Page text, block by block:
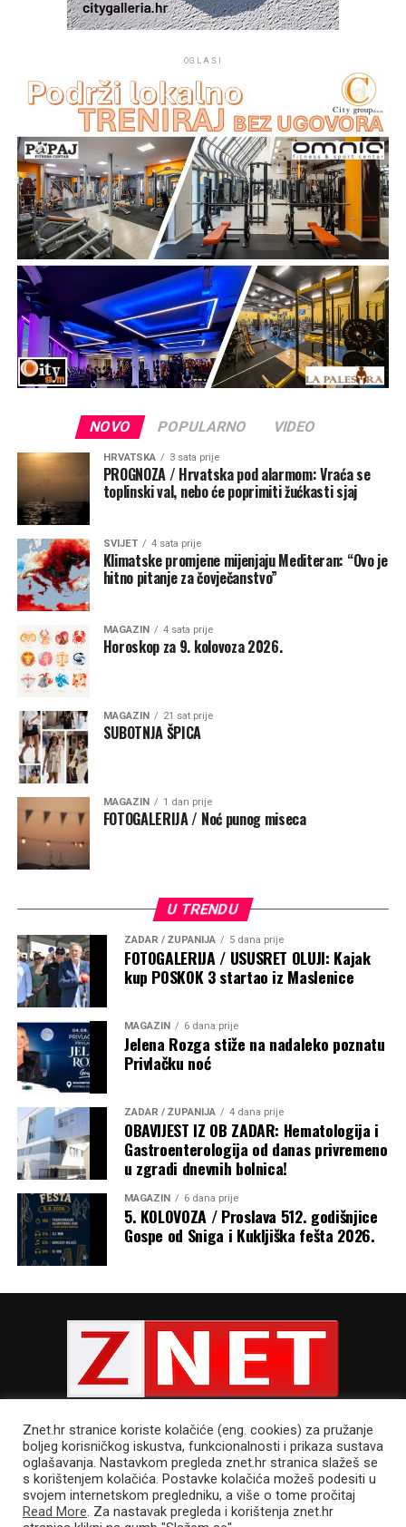
OGLASI
NOVO POPULARNO VIDEO
HRVATSKA 3 sata prije
PROGNOZA / Hrvatska pod alarmom: Vraća se
toplinski val, nebo će poprimiti žućkasti sjaj
SVIJET 4 sata prije
Klimatske promjene mijenjaju Mediteran: “Ovo je
hitno pitanje za čovječanstvo”
MAGAZIN 4 sata prije
Horoskop za 9. kolovoza 2026.
MAGAZIN 21 sat prije
SUBOTNJA ŠPICA
MAGAZIN 1 dan prije
FOTOGALERIJA / Noć punog miseca
U TRENDU
ZADAR / ŽUPANIJA 5 dana prije
FOTOGALERIJA / USUSRET OLUJI: Kajak
kup POSKOK 3 startao iz Maslenice
MAGAZIN 6 dana prije
Jelena Rozga stiže na nadaleko poznatu
Privlačku noć
ZADAR / ŽUPANIJA 4 dana prije
OBAVIJEST IZ OB ZADAR: Hematologija i
Gastroenterologija od danas privremeno
u zgradi dnevnih bolnica!
MAGAZIN 6 dana prije
5. KOLOVOZA / Proslava 512. godišnjice
Gospe od Sniga i Kukljiška fešta 2026.
POLITIKA PRIVATNOSTI UVJETI KORIŠTENJA
IMPRESSUM
CJENIK OGLAŠAVANJA
Znet.hr stranice koriste kolačiće (eng. cookies) za pružanje
boljeg korisničkog iskustva, funkcionalnosti i prikaza sustava
oglašavanja. Nastavkom pregleda znet.hr stranica slažeš se
s korištenjem kolačića. Postavke kolačića možeš podesiti u
svojem internetskom pregledniku, a više o tome pročitaj
Read More. Za nastavak pregleda i korištenja znet.hr